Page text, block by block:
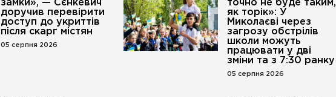
замки», — Сєнкевич
доручив перевірити
доступ до укриттів
після скарг містян
05 серпня 2026
точно не буде таким,
як торік»: У
Миколаєві через
загрозу обстрілів
школи можуть
працювати у дві
зміни та з 7:30 ранку
05 серпня 2026